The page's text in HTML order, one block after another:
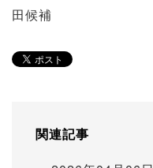
田候補
関連記事